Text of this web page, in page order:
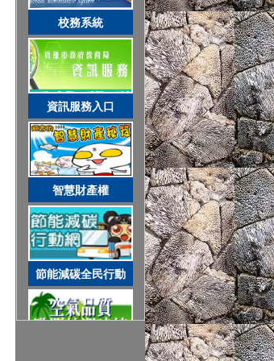
智慧財產權
節能減碳全民行動
空氣品質監測站
圓夢助學網
遊戲軟體分級制
校務系統
資訊服務入口
智慧財產權
節能減碳全民行動